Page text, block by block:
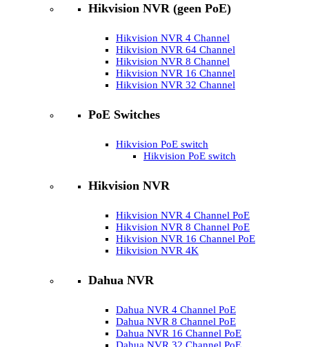
Hikvision NVR (geen PoE)
Hikvision NVR 4 Channel
Hikvision NVR 64 Channel
Hikvision NVR 8 Channel
Hikvision NVR 16 Channel
Hikvision NVR 32 Channel
PoE Switches
Hikvision PoE switch
Hikvision PoE switch
Hikvision NVR
Hikvision NVR 4 Channel PoE
Hikvision NVR 8 Channel PoE
Hikvision NVR 16 Channel PoE
Hikvision NVR 4K
Dahua NVR
Dahua NVR 4 Channel PoE
Dahua NVR 8 Channel PoE
Dahua NVR 16 Channel PoE
Dahua NVR 32 Channel PoE